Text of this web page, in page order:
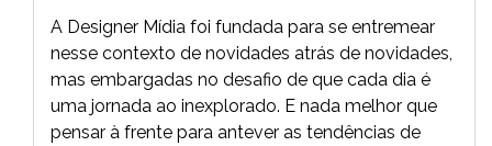
A Designer Mídia foi fundada para se entremear
nesse contexto de novidades atrás de novidades,
mas embargadas no desafio de que cada dia é
uma jornada ao inexplorado. E nada melhor que
pensar à frente para antever as tendências de